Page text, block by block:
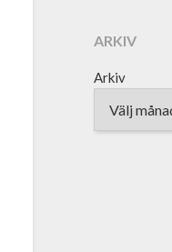
ARKIV
Arkiv